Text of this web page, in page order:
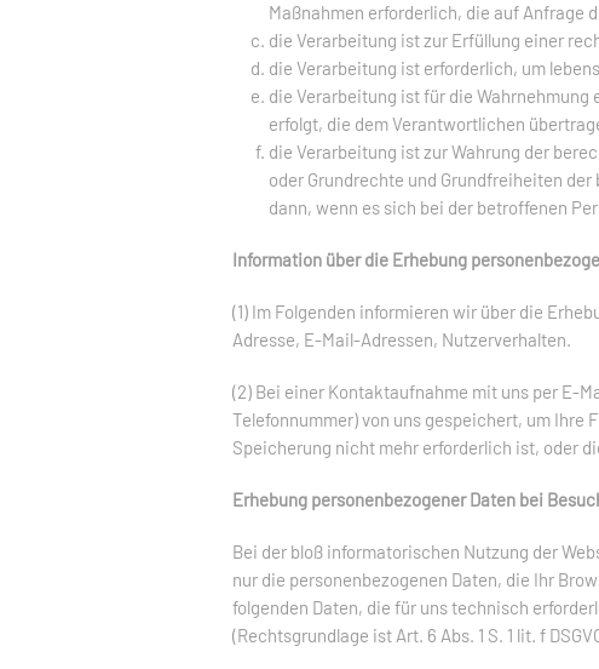
Maßnahmen erforderlich, die auf Anfrage
die Verarbeitung ist zur Erfüllung einer
die Verarbeitung ist erforderlich, um
die Verarbeitung ist für die
erfolgt, die dem Verantwortlichen
die Verarbeitung ist zur Wahrung der
oder Grundrechte und Grundfreiheiten
dann, wenn es sich bei der betroffenen
Information über die Erhebung
(1) Im Folgenden informieren wir über die
Adresse, E-Mail-Adressen, Nutzerverhalten.
(2) Bei einer Kontaktaufnahme mit uns per E-
Telefonnummer) von uns gespeichert, um Ihre
Speicherung nicht mehr erforderlich ist, oder
Erhebung personenbezogener Daten bei
Bei der bloß informatorischen Nutzung der
nur die personenbezogenen Daten, die Ihr
folgenden Daten, die für uns technisch
(Rechtsgrundlage ist Art. 6 Abs. 1 S. 1 lit. f